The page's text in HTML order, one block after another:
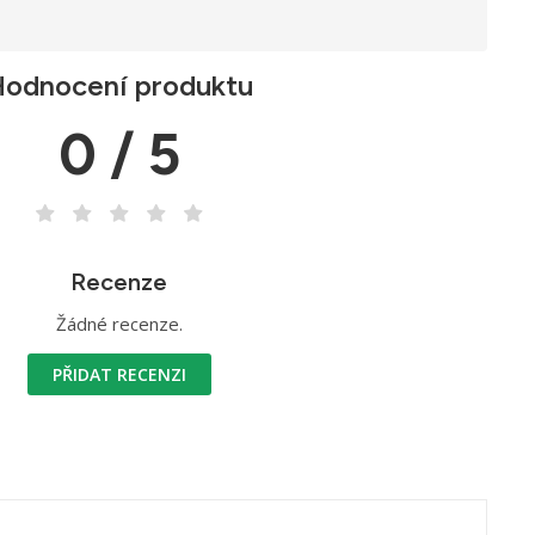
produktu
0 / 5
Recenze
Žádné recenze.
PŘIDAT RECENZI